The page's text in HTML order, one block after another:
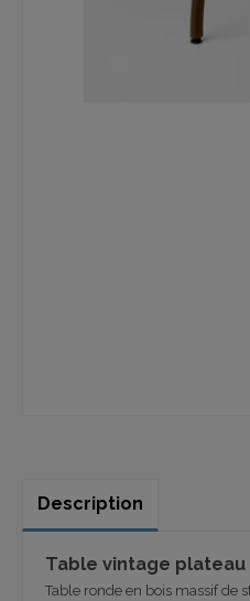
Description
Table vintage
Table ronde en bois massif de